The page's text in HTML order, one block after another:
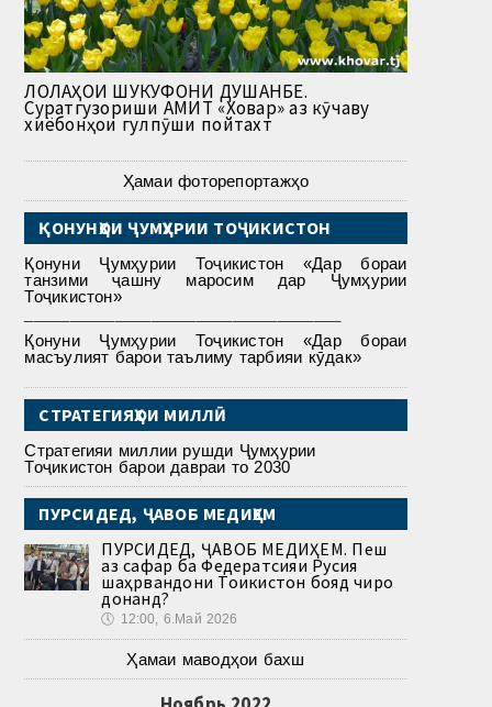
ЛОЛАҲОИ ШУКУФОНИ ДУШАНБЕ.
Суратгузориши АМИТ «Ховар» аз кӯчаву
хиёбонҳои гулпӯши пойтахт
Ҳамаи фоторепортажҳо
ҚОНУНҲОИ ҶУМҲУРИИ ТОҶИКИСТОН
Қонуни Ҷумҳурии Тоҷикистон «Дар бораи
танзими ҷашну маросим дар Ҷумҳурии
Тоҷикистон»
Қонуни Ҷумҳурии Тоҷикистон «Дар бораи
масъулият барои таълиму тарбияи кӯдак»
СТРАТЕГИЯҲОИ МИЛЛӢ
Стратегияи миллии рушди Ҷумҳурии
Тоҷикистон барои давраи то 2030
ПУРСИДЕД, ҶАВОБ МЕДИҲЕМ
ПУРСИДЕД, ҶАВОБ МЕДИҲЕМ. Пеш
аз сафар ба Федератсияи Русия
шаҳрвандони Тоҷикистон бояд чиро
донанд?
🕔 12:00, 6.Май 2026
Ҳамаи маводҳои бахш